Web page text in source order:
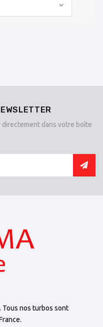
dans votre boîte
Tous nos turbos sont